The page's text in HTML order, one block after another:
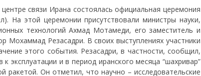
связи Ирана состоялась официальная церемония
На этой церемонии присутствовали министры науки,
технологий Ахмад Мотамеди, его заместитель и
Мохаммад Резасадри. В своих выступлениях участники
этого события. Резасадри, в частности, сообщил,
эксплуатации и в период иранского месяца “шахривар”
ракетой. Он отметил, что научно – исследовательские